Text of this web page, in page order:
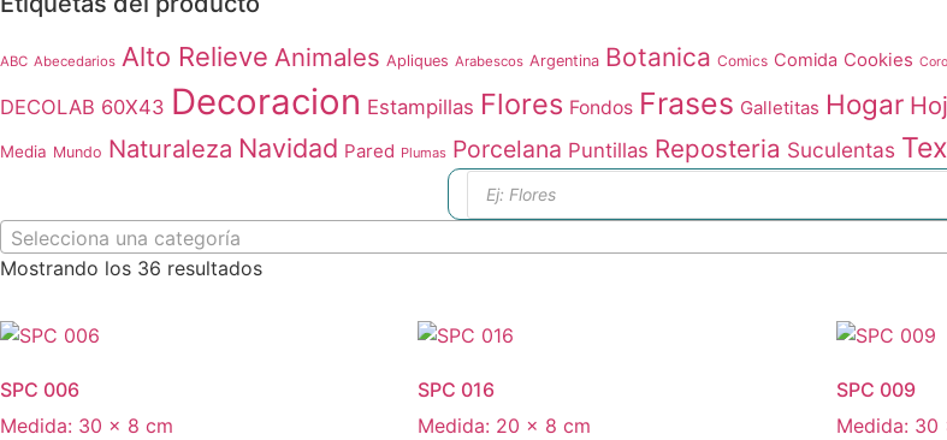
ABC Abecedarios Alto Relieve Animales Apliques Arabescos Argentina Botanica Comics Comida Cookies
DECOLAB 60X43 Decoracion Estampillas Flores Fondos Frases Galletitas Hogar
Media Mundo Naturaleza Navidad Pared Plumas Porcelana Puntillas Reposteria Suculentas
Búsqueda
de
productos
Selecciona una categoría
Mostrando los 36 resultadosOrdenado
SPC 006
Medida: 30 × 8 cm
SPC 016
Medida: 20 × 8 cm
SPC 009
Medida: 30